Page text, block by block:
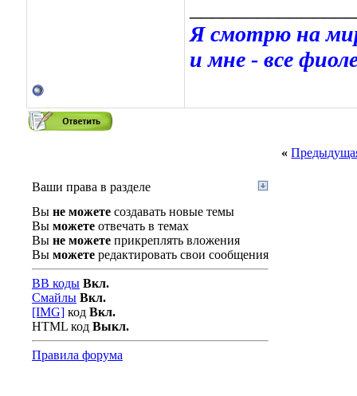
Я смотрю на мир
и мне - все
«
Ваши права в разделе
Вы не можете создавать новые темы
Вы можете отвечать в темах
Вы не можете прикреплять вложения
Вы можете редактировать свои сообщения
BB коды Вкл.
Смайлы Вкл.
[IMG] код Вкл.
HTML код Выкл.
Правила форума